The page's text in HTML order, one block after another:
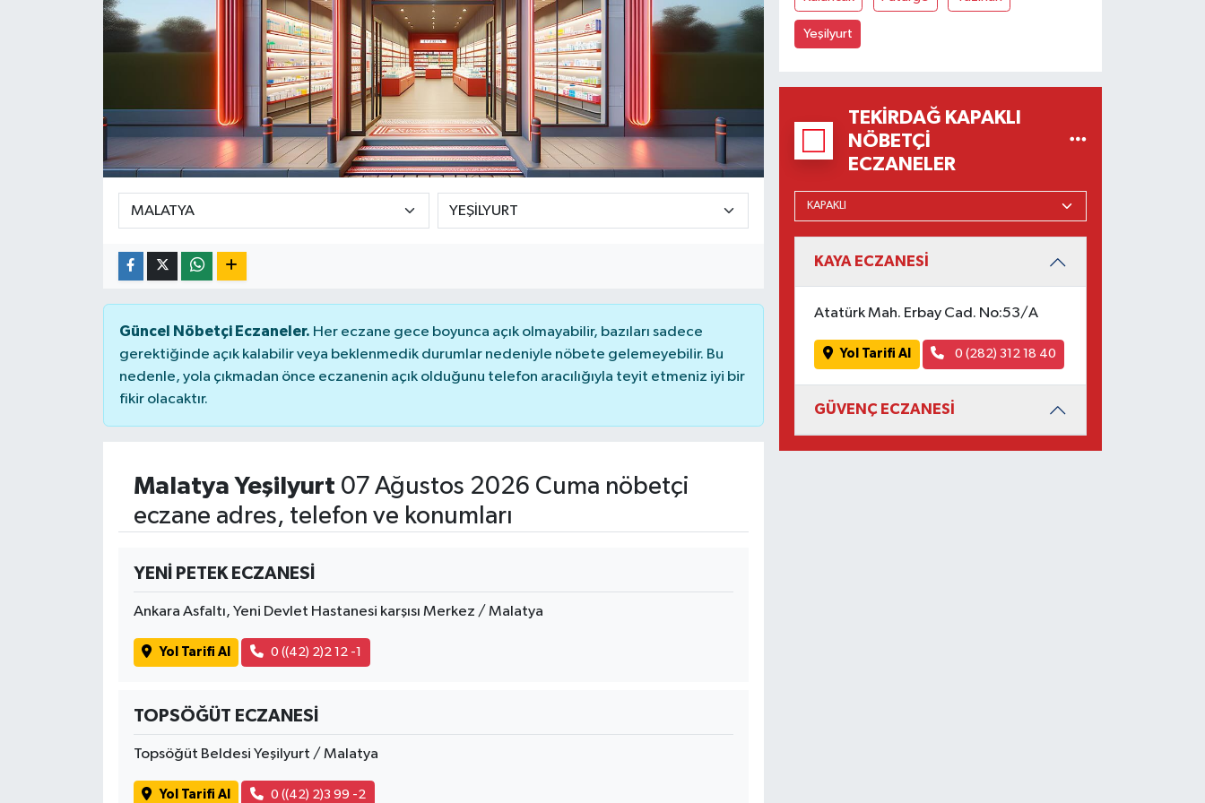
Güncel Nöbetçi Eczaneler. Her eczane gece boyunca açık olmayabilir, bazıları sadece
gerektiğinde açık kalabilir veya beklenmedik durumlar nedeniyle nöbete gelemeyebilir. Bu
nedenle, yola çıkmadan önce eczanenin açık olduğunu telefon aracılığıyla teyit etmeniz iyi bir
fikir olacaktır.
Malatya Yeşilyurt 07 Ağustos 2026 Cuma nöbetçi
eczane adres, telefon ve konumları
YENİ PETEK ECZANESİ
Ankara Asfaltı, Yeni Devlet Hastanesi karşısı Merkez / Malatya
Yol Tarifi Al 0 ((42) 2)2 12 -1
TOPSÖĞÜT ECZANESİ
Topsöğüt Beldesi Yeşilyurt / Malatya
Yol Tarifi Al 0 ((42) 2)3 99 -2
Yeşilyurt
TEKIRDAĞ KAPAKLI
NÖBETÇI
ECZANELER
KAYA ECZANESİ
Atatürk Mah. Erbay Cad. No:53/A
Yol Tarifi Al 0 (282) 312 18 40
GÜVENÇ ECZANESİ
Ekonomi
Teknoloji